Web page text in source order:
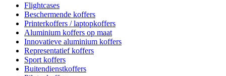
Flightcases
Beschermende koffers
Printerkoffers / laptopkoffers
Aluminium koffers op maat
Innovatieve aluminium koffers
Representatief koffers
Sport koffers
Buitendienstkoffers